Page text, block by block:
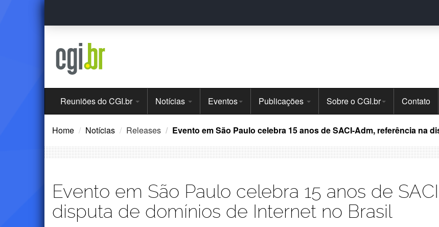
Ir
o
Menu
Principal
Reuniões do CGI.br Notícias Eventos Publicações Sobre o CGI.br Contato
Home Notícias Releases Evento em São Paulo celebra 15 anos de SACI-Adm, referência na
Evento em São Paulo celebra 15 anos de
disputa de domínios de Internet no Brasil